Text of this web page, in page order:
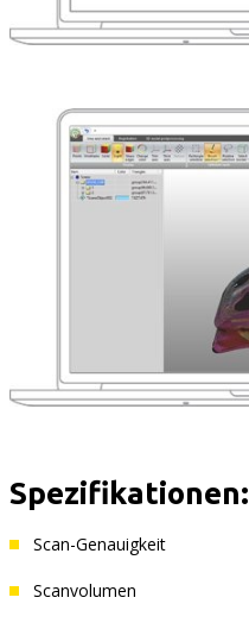
Spezifikationen:
Scan-Genauigkeit
Scanvolumen